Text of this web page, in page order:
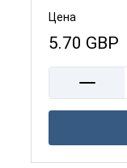
Цена
5.70 GBP